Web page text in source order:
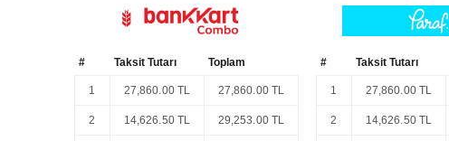
# Taksit Tutarı Toplam
1 27,860.00 TL 27,860.00 TL
2 14,626.50 TL 29,253.00 TL
# Taksit Tutarı
1 27,860.00 TL
2 14,626.50 TL